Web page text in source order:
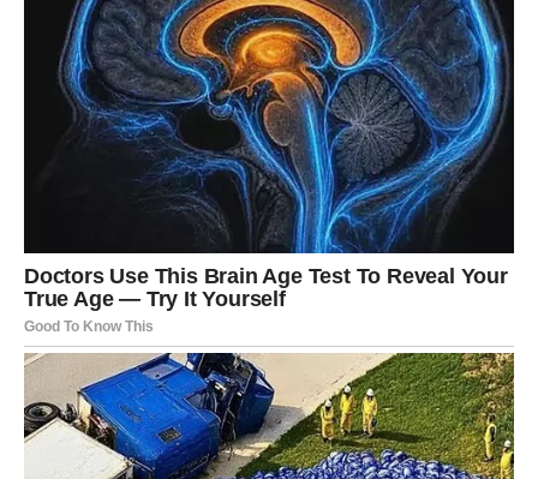
Njezino slavno profesionalno putovanje obuhvaća brojna
desetljeća izvanrednih postignuća, a njezin je umjetnički
utjecaj neizbrisivo oblikovao srpsku kulturu.
Pripremite se biti očarani dok krećemo u ekspediciju da
otkrijemo zadivljujuće postojanje Svetlane Bojković. Unutar